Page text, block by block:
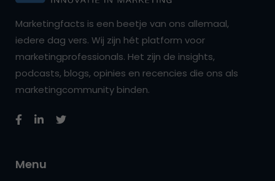
Marketingfacts is een beetje van ons allemaal,
iedere dag vers. Wij zijn hét platform voor
marketingprofessionals. Het zijn de insights,
podcasts, blogs, opinies en recencies die ons als
marketingcommunity binden.
Menu